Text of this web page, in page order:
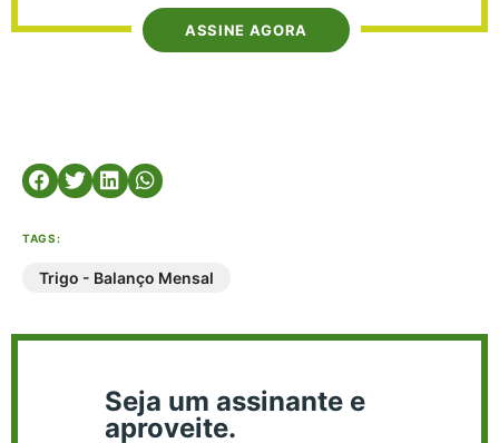
ASSINE AGORA
TAGS:
Trigo - Balanço Mensal
Seja um assinante e
aproveite.